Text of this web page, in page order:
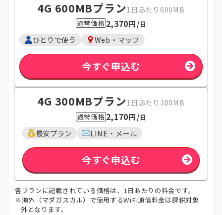
4G 600MBプラン1日あたり600MB
通常価格2,370円 /日
ひとりで使う Web・マップ
今すぐ申込む
4G 300MBプラン1日あたり300MB
通常価格2,170円 /日
最安プラン LINE・メール
今すぐ申込む
各プランに記載されている価格は、1日あたりの料金です。
※海外（マダガスカル）で使用するWiFi通信料金は課税対象
外となります。